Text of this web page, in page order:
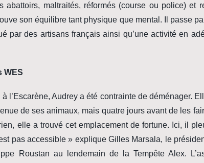
abattoirs, maltraités, réformés (course ou police) et
son équilibre tant physique que mental. Il passe
par des artisans français ainsi qu’une activité en
WES
à l’Escarène, Audrey a été contrainte de déménager.
de ses animaux, mais quatre jours avant de les
elle a trouvé cet emplacement de fortune. Ici, il
pas accessible » explique Gilles Marsala, le
Roustan au lendemain de la Tempête Alex.